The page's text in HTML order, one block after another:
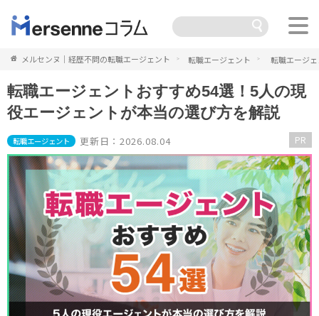
メルセンヌ｜経歴不問の転職エージェント 転職エージェント 転職エージ
転職エージェントおすすめ54選！5人の現
役エージェントが本当の選び方を解説
転職エージェント 更新日：2026.08.04 PR